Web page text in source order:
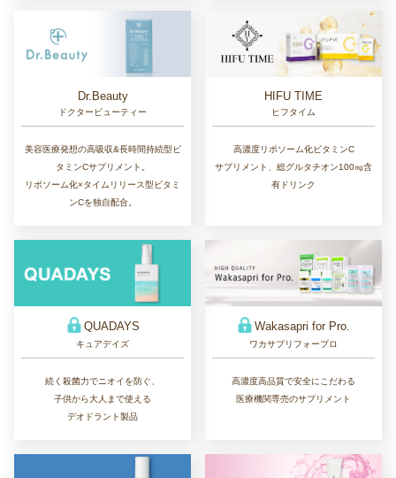
Dr.Beauty
ドクタービューティー
美容医療発想の高吸収&長時間持続型ビ
タミンCサプリメント。
リポソーム化×タイムリリース型ビタミ
ンCを独自配合。
HIFU TIME
ヒフタイム
高濃度リポソーム化ビタミンC
サプリメント、総グルタチオン100㎎含
有ドリンク
QUADAYS
キュアデイズ
続く殺菌力でニオイを防ぐ、
子供から大人まで使える
デオドラント製品
Wakasapri for Pro.
ワカサプリフォープロ
高濃度高品質で安全にこだわる
医療機関専売のサプリメント